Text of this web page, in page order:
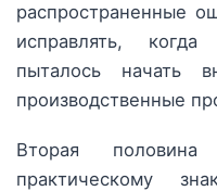
распространенные
исправлять, когда
пыталось начать
производственные
Вторая
практическому